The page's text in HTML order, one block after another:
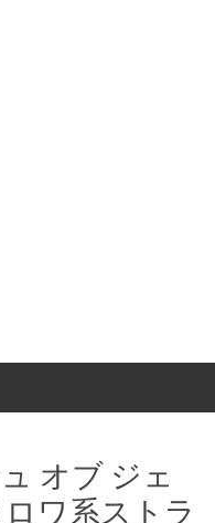
オブ ジェ
ワ系ストラ